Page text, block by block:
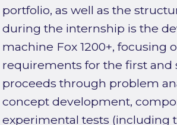
portfolio, as well as the
during the internship is the
machine Fox 1200+,
requirements for the first and
proceeds through problem
concept development,
experimental tests (including